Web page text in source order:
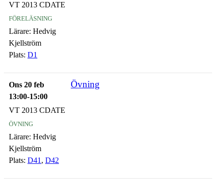
VT 2013 CDATE
föreläsning
Lärare: Hedvig
Kjellström
Plats: D1
Ons 20 feb
13:00-15:00
Övning
VT 2013 CDATE
övning
Lärare: Hedvig
Kjellström
Plats: D41 , D42